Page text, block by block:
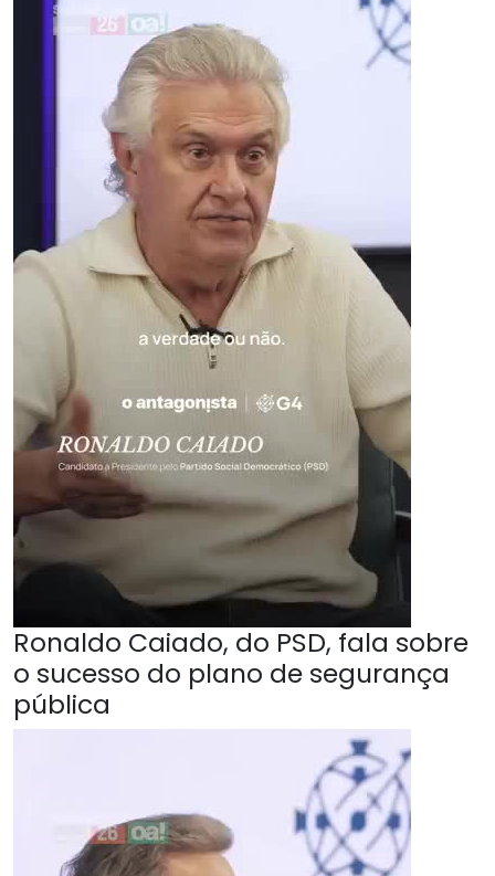
Ronaldo Caiado, do PSD, fala sobre
o sucesso do plano de segurança
pública